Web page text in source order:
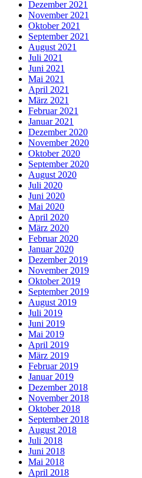
Dezember 2021
November 2021
Oktober 2021
September 2021
August 2021
Juli 2021
Juni 2021
Mai 2021
April 2021
März 2021
Februar 2021
Januar 2021
Dezember 2020
November 2020
Oktober 2020
September 2020
August 2020
Juli 2020
Juni 2020
Mai 2020
April 2020
März 2020
Februar 2020
Januar 2020
Dezember 2019
November 2019
Oktober 2019
September 2019
August 2019
Juli 2019
Juni 2019
Mai 2019
April 2019
März 2019
Februar 2019
Januar 2019
Dezember 2018
November 2018
Oktober 2018
September 2018
August 2018
Juli 2018
Juni 2018
Mai 2018
April 2018